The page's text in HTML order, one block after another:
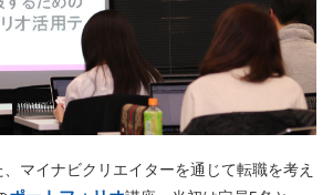
マイナビクリエイターを通じて転職を考え